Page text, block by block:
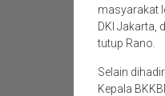
masyarakat
DKI Jakarta,
tutup Rano.
Selain
Kepala